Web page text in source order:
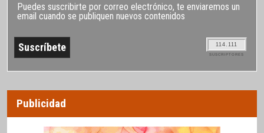
Puedes suscribirte por correo electrónico, te enviaremos un
email cuando se publiquen nuevos contenidos
114.111
SUSCRIPTORES
Publicidad